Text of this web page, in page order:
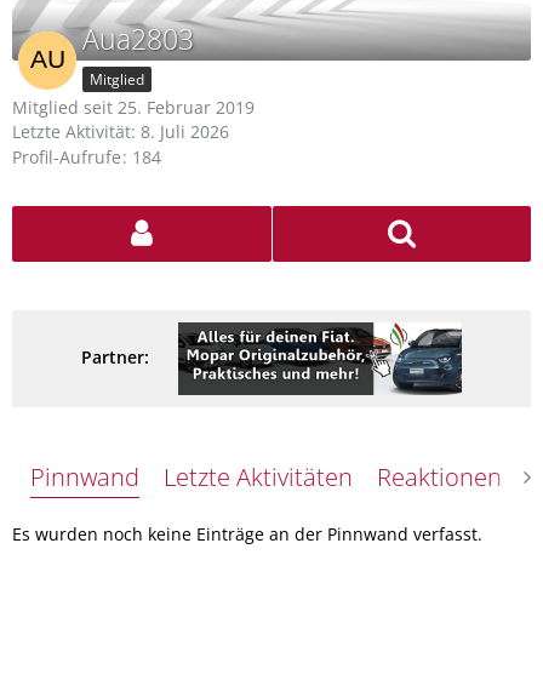
Aua2803
Mitglied
Mitglied seit 25. Februar 2019
Letzte Aktivität: 8. Juli 2026
Profil-Aufrufe 184
Partner:
Pinnwand Letzte Aktivitäten Reaktionen
Es wurden noch keine Einträge an der Pinnwand verfasst.